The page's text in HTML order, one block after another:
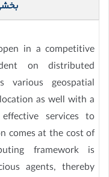
in a competitive
on distributed
various geospatial
as well with a
services to
comes at the cost of
framework is
agents, thereby